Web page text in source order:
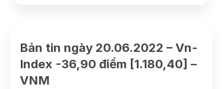
Bản tin ngày 20.06.2022 – Vn-
Index -36,90 điểm [1.180,40] –
VNM